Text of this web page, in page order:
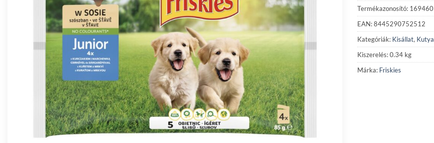
Termékazonosító: 169460
EAN: 8445290752512
Kategóriák: Kisállat, Kutya
Kiszerelés: 0.34 kg
Márka: Friskies